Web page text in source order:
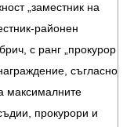
„заместник на
районен
с ранг „прокурор
съгласно
максималните
прокурори и